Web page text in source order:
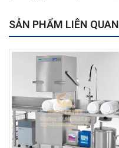
SẢN PHẨM LIÊN QUAN